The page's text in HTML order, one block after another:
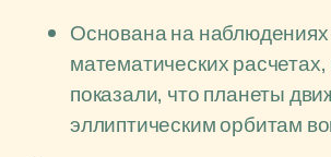
Основана на наблюдениях
математических
показали, что планеты
эллиптическим орбитам